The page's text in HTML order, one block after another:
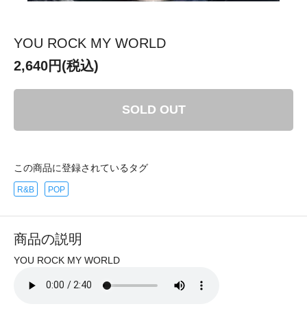
YOU ROCK MY WORLD
2,640円(税込)
SOLD OUT
この商品に登録されているタグ
R&B POP
商品の説明
YOU ROCK MY WORLD